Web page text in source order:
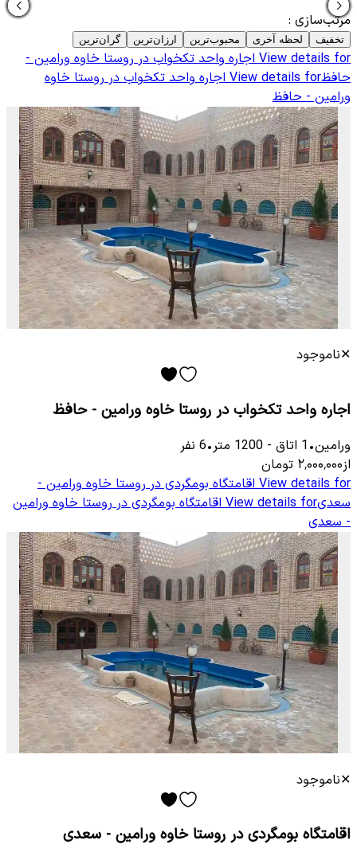
مرتب‌سازی :
تخفیف لحظه آخری محبوب‌ترین ارزان‌ترین گران‌ترین
View details for اجاره واحد تکخواب در روستا خاوه ورامین -
حافظView details for اجاره واحد تکخواب در روستا خاوه
ورامین - حافظ
✕ناموجود
اجاره واحد تکخواب در روستا خاوه ورامین - حافظ
ورامین•
1 اتاق -
1200 متر•
6 نفر
از۲٬۰۰۰٬۰۰۰ تومان
View details for اقامتگاه بومگردی در روستا خاوه ورامین -
سعدیView details for اقامتگاه بومگردی در روستا خاوه ورامین
- سعدی
✕ناموجود
اقامتگاه بومگردی در روستا خاوه ورامین - سعدی